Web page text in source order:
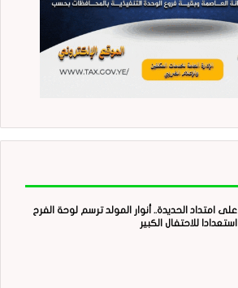
على امتداد الحديدة.. أنوار المولد ترسم لوحة الفرح
استعدادا للاحتفال الكبير